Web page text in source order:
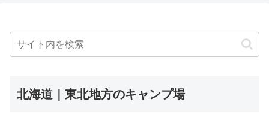
北海道｜東北地方のキャンプ場